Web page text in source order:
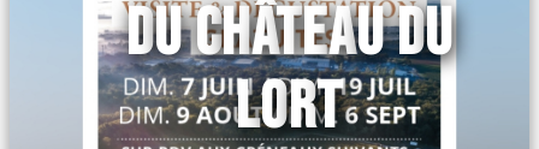
DU CHÂTEAU DU
LORT